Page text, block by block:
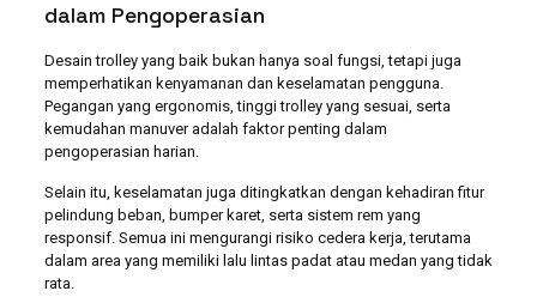
dalam Pengoperasian
Desain trolley yang baik bukan hanya soal fungsi, tetapi juga
memperhatikan kenyamanan dan keselamatan pengguna.
Pegangan yang ergonomis, tinggi trolley yang sesuai, serta
kemudahan manuver adalah faktor penting dalam
pengoperasian harian.
Selain itu, keselamatan juga ditingkatkan dengan kehadiran fitur
pelindung beban, bumper karet, serta sistem rem yang
responsif. Semua ini mengurangi risiko cedera kerja, terutama
dalam area yang memiliki lalu lintas padat atau medan yang tidak
rata.